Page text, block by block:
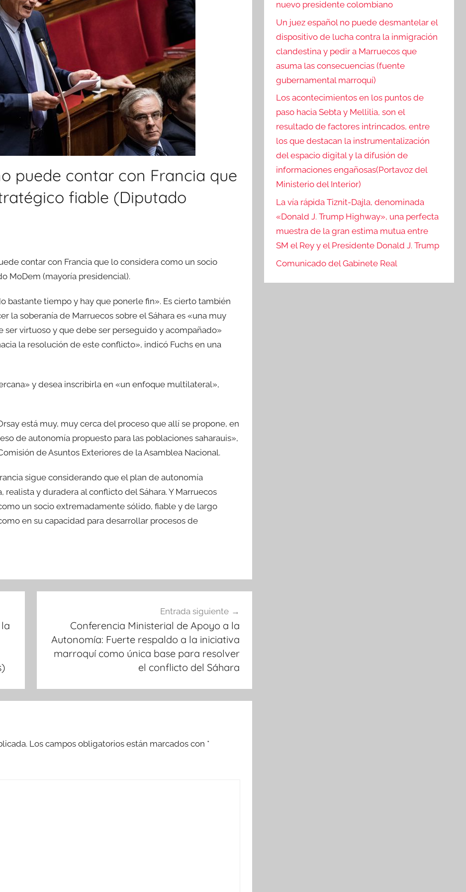
puede contar con Francia que
fiable (Diputado
contar con Francia que lo considera como un socio
MoDem (mayoría presidencial).
bastante tiempo y hay que ponerle fin». Es cierto también
la soberanía de Marruecos sobre el Sáhara es «una muy
virtuoso y que debe ser perseguido y acompañado»
la resolución de este conflicto», indicó Fuchs en una
y desea inscribirla en «un enfoque multilateral»,
está muy, muy cerca del proceso que allí se propone, en
de autonomía propuesto para las poblaciones saharauis»,
de Asuntos Exteriores de la Asamblea Nacional.
sigue considerando que el plan de autonomía
y duradera al conflicto del Sáhara. Y Marruecos
un socio extremadamente sólido, fiable y de largo
en su capacidad para desarrollar procesos de
Entrada siguiente
Conferencia Ministerial de Apoyo a la
Autonomía: Fuerte respaldo a la iniciativa
marroquí como única base para resolver
el conflicto del Sáhara
Los campos obligatorios están marcados con *
nuevo presidente colombiano
Un juez español no puede desmantelar el
dispositivo de lucha contra la inmigración
clandestina y pedir a Marruecos que
asuma las consecuencias (fuente
gubernamental marroquí)
Los acontecimientos en los puntos de
paso hacia Sebta y Mellilia, son el
resultado de factores intrincados, entre
los que destacan la instrumentalización
del espacio digital y la difusión de
informaciones engañosas(Portavoz del
Ministerio del Interior)
La vía rápida Tiznit-Dajla, denominada
«Donald J. Trump Highway», una perfecta
muestra de la gran estima mutua entre
SM el Rey y el Presidente Donald J. Trump
Comunicado del Gabinete Real